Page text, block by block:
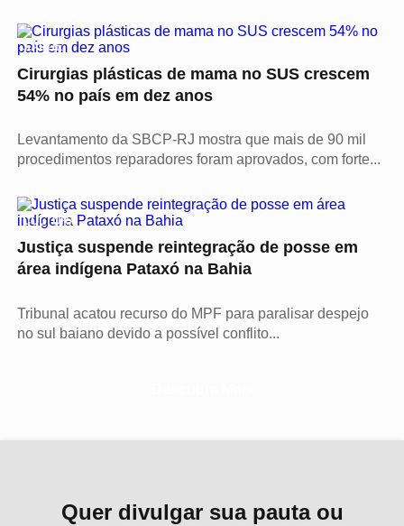
SAÚDE
Cirurgias plásticas de mama no SUS crescem
54% no país em dez anos
Levantamento da SBCP-RJ mostra que mais de 90 mil
procedimentos reparadores foram aprovados, com forte...
CULTURA
Justiça suspende reintegração de posse em
área indígena Pataxó na Bahia
Tribunal acatou recurso do MPF para paralisar despejo
no sul baiano devido a possível conflito...
Quer divulgar sua pauta ou